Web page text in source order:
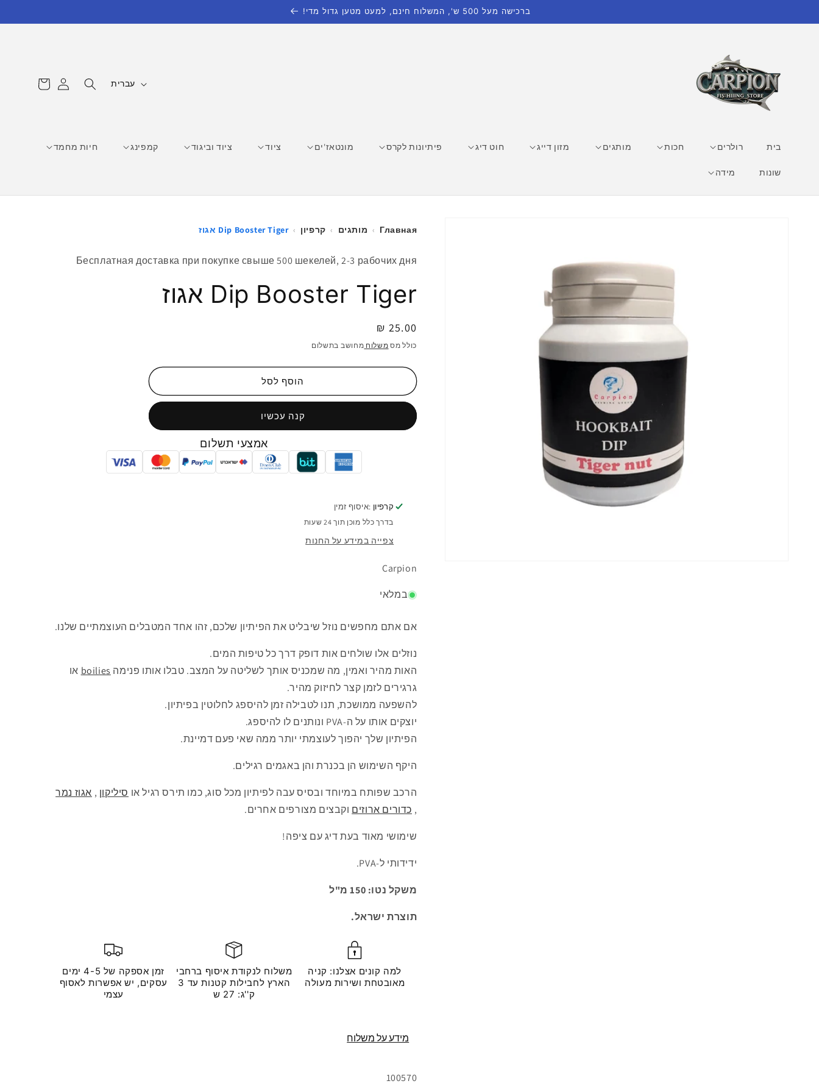
ברכישה מעל 500 ש', המשלוח חינם, למעט מטען גדול מדי!
בית רולרים חכות מותגים מזון דייג חוט דיג פיתיונות לקרס מונטאז'ים ציוד ציוד וביגוד קמפינג חיות מחמד
שונות מידה
ש עברית התחברות
קניות
Главная
› מותגים › קרפיון › Dip Booster Tiger אגוז
Бесплатная доставка при покупке свыше 500 шекелей, 2-3 рабочих дня
Dip Booster Tiger אגוז
מחיר
רגיל
25.00 ₪
כולל מס משלוח מחושב בתשלום
הוסף לסל
קנה עכשיו
אמצעי תשלום
קרפיון :איסוף זמין
בדרך כלל מוכן תוך 24 שעות
צפייה במידע על החנות
Carpion
במלאי
אם אתם מחפשים נוזל שיבליט את הפיתיון שלכם, זהו אחד המטבלים העוצמתיים שלנו.
נוזלים אלו שולחים אות דופק דרך כל טיפות המים.
האות מהיר ואמין, מה שמכניס אותך לשליטה על המצב. טבלו אותו פנימה boilies או
גרגירים לזמן קצר לחיזוק מהיר.
להשפעה ממושכת, תנו לטבילה זמן להיספג לחלוטין בפיתיון.
יוצקים אותו על ה-PVA ונותנים לו להיספג.
הפיתיון שלך יהפוך לעוצמתי יותר ממה שאי פעם דמיינת.
היקף השימוש הן בכנרת והן באגמים רגילים.
הרכב שפותח במיוחד ובסיס עבה לפיתיון מכל סוג, כמו תירס רגיל או סיליקון , אגוז נמר
, כדורים ארוזים וקבצים מצורפים אחרים.
שימושי מאוד בעת דיג עם ציפה!
ידידותי ל-PVA.
משקל נטו: 150 מ"ל
תוצרת ישראל.
למה קונים אצלנו: קניה
מאובטחת ושירות מעולה
משלוח לנקודת איסוף ברחבי
הארץ לחבילות קטנות עד 3
ק''ג: 27 ש
זמן אספקה ​​של 4-5 ימים
עסקים, יש אפשרות לאסוף
עצמי
מידע על משלוח
מק"ט:
100570